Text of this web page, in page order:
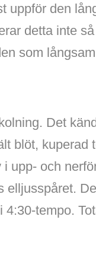
uppför den
detta inte
som
Det
blöt, kuperad
upp- och
elljusspåret.
tempo.